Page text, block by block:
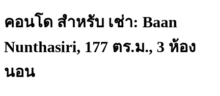
คอนโด สำหรับ เช่า: Baan
Nunthasiri, 177 ตร.ม., 3 ห้อง
นอน